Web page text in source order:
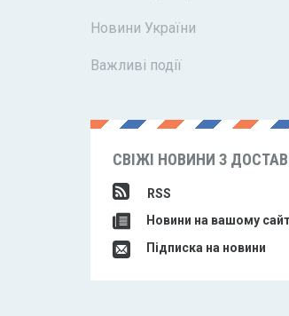
Новини України
Важливі події
СВІЖІ НОВИНИ З
RSS
Новини на вашому
Підписка на новини